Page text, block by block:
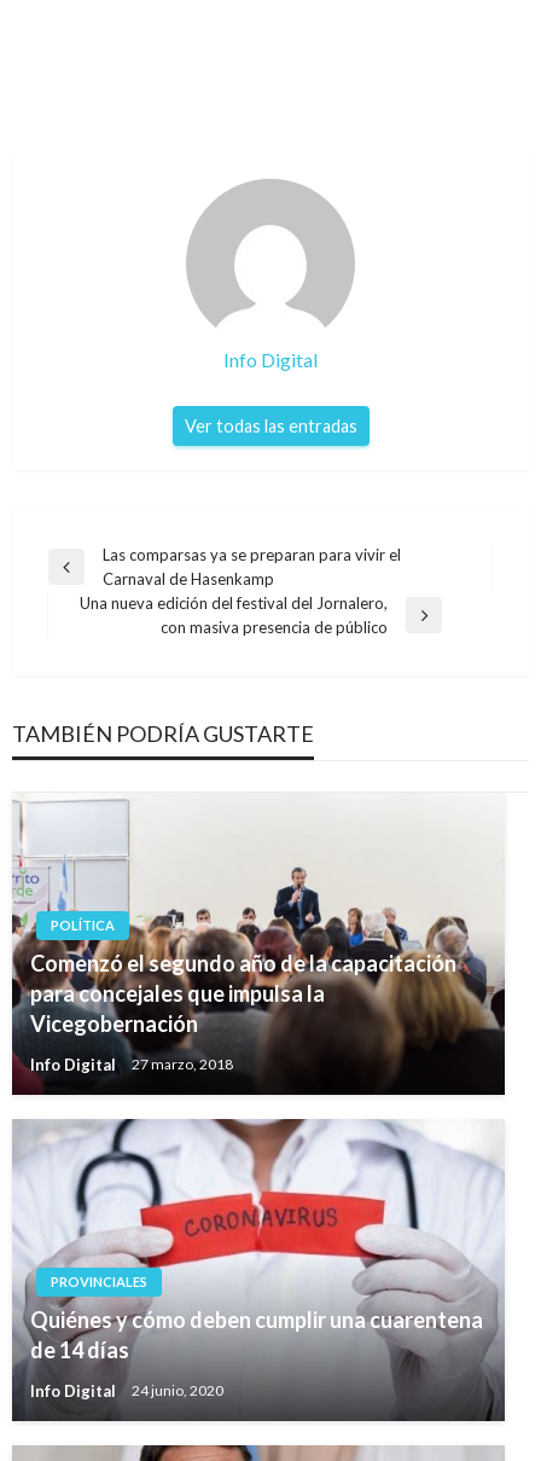
Info Digital
Ver todas las entradas
Navegación
Entrada
anterior
Las comparsas ya se preparan para vivir el
Carnaval de Hasenkamp
Una nueva edición del festival del Jornalero,
con masiva presencia de público
TAMBIÉN PODRÍA GUSTARTE
POLÍTICA
Comenzó el segundo año de la capacitación
para concejales que impulsa la
Vicegobernación
Info Digital 27 marzo, 2018
PROVINCIALES
Quiénes y cómo deben cumplir una cuarentena
de 14 días
Info Digital 24 junio, 2020